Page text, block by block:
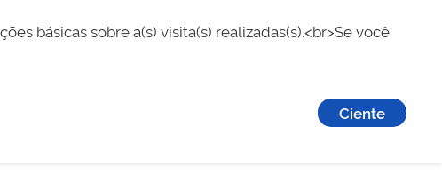
básicas sobre a(s) visita(s) realizadas(s).<br>Se você
Ciente